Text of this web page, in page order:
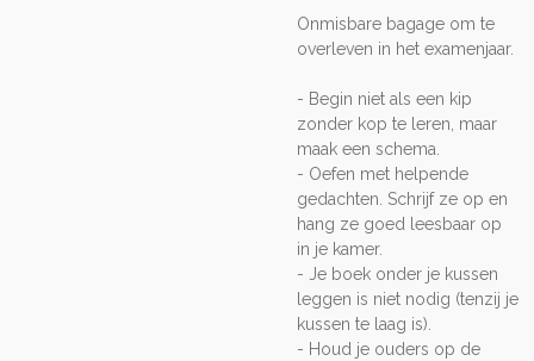
Onmisbare bagage om te
overleven in het examenjaar.
- Begin niet als een kip
zonder kop te leren, maar
maak een schema.
- Oefen met helpende
gedachten. Schrijf ze op en
hang ze goed leesbaar op
in je kamer.
- Je boek onder je kussen
leggen is niet nodig (tenzij je
kussen te laag is).
- Houd je ouders op de